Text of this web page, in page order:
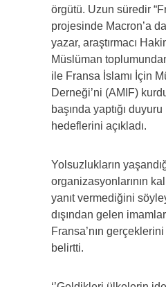
örgütü. Uzun süredir
projesinde Macron’a
yazar, araştırmacı
Müslüman
ile Fransa İslamı İçin
Derneği’ni (AMIF)
başında yaptığı
hedeflerini açıkladı.
Yolsuzlukların
organizasyonlarının
yanıt vermediğini
dışından gelen
Fransa’nın
belirtti.